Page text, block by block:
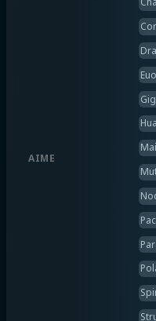
AIME